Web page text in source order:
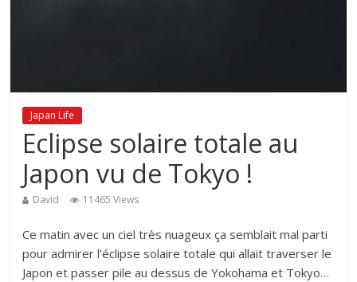
Japan Life
Eclipse solaire totale au
Japon vu de Tokyo !
David 11465 Views
Ce matin avec un ciel très nuageux ça semblait mal parti
pour admirer l’éclipse solaire totale qui allait traverser le
Japon et passer pile au dessus de Yokohama et Tokyo…